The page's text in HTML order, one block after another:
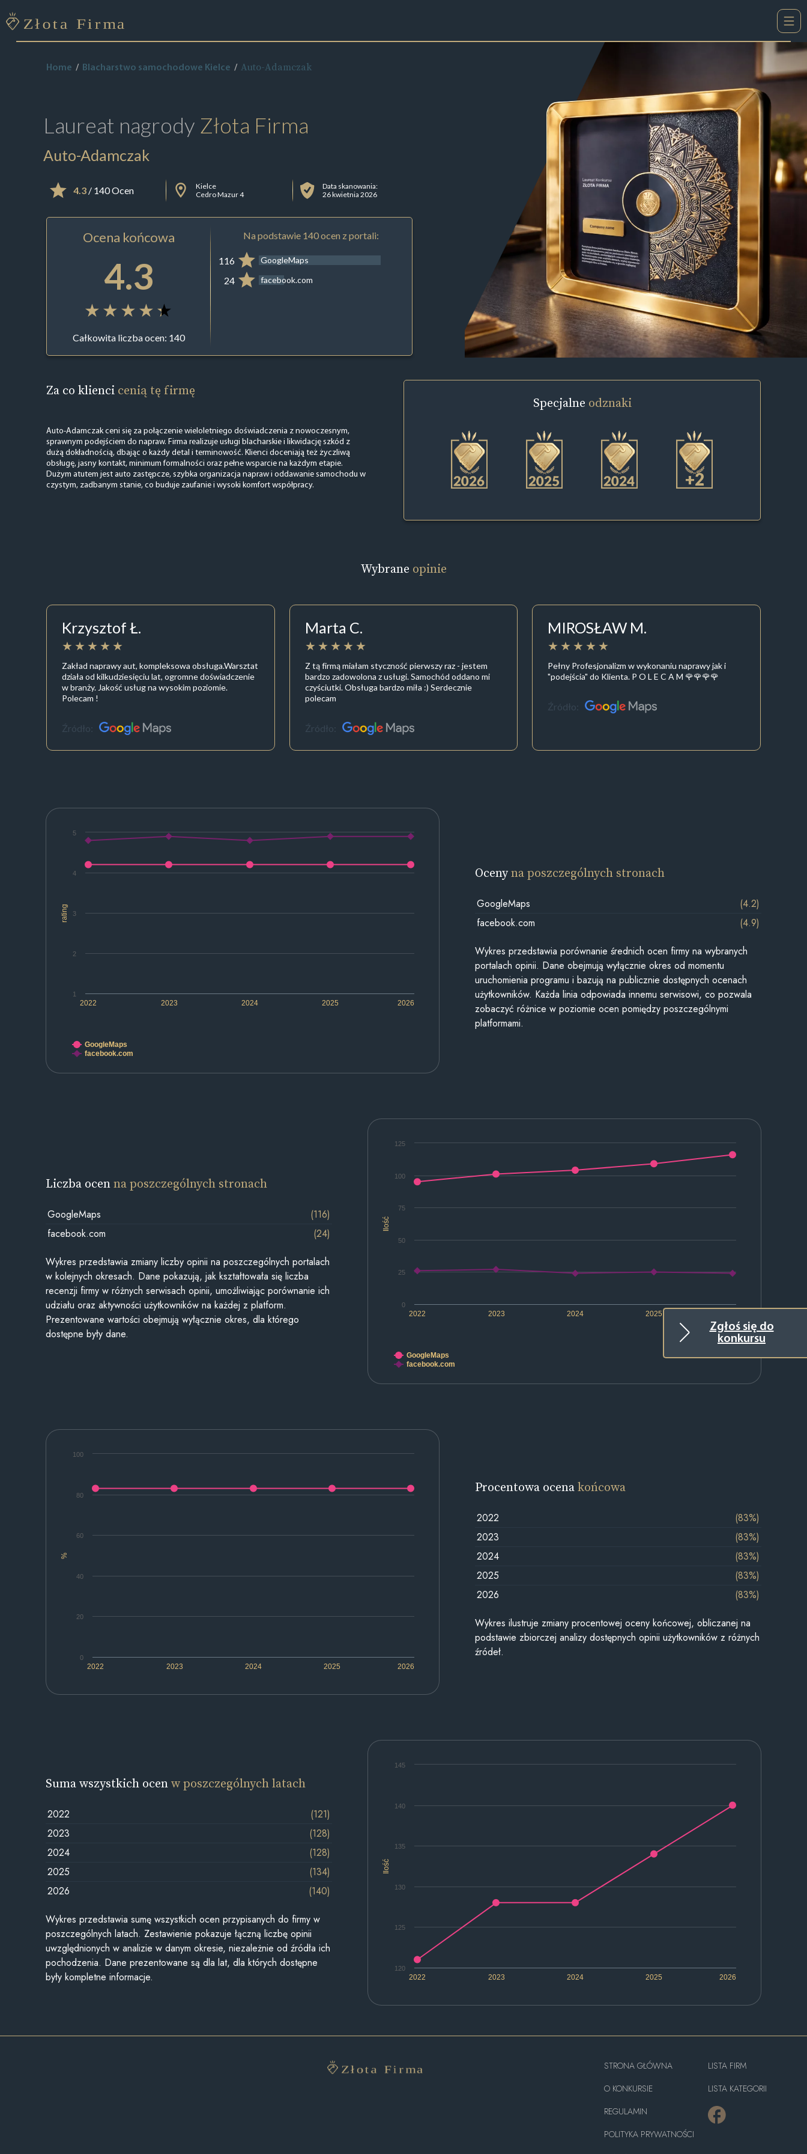
Zgłoś się do
konkursu
Home Blacharstwo samochodowe Kielce Auto-Adamczak
Laureat nagrody Złota Firma
Auto-Adamczak
4.3/ 140 Ocen
Kielce
Cedro Mazur 4
Data skanowania:
26 kwietnia 2026
Ocena końcowa
4.3
Całkowita liczba ocen: 140
Na podstawie 140 ocen z portali:
116 GoogleMaps
24 facebook.com
Za co klienci cenią tę firmę
Auto-Adamczak ceni się za połączenie wieloletniego doświadczenia z nowoczesnym,
sprawnym podejściem do napraw. Firma realizuje usługi blacharskie i likwidację szkód z
dużą dokładnością, dbając o każdy detal i terminowość. Klienci doceniają też życzliwą
obsługę, jasny kontakt, minimum formalności oraz pełne wsparcie na każdym etapie.
Dużym atutem jest auto zastępcze, szybka organizacja napraw i oddawanie samochodu w
czystym, zadbanym stanie, co buduje zaufanie i wysoki komfort współpracy.
Specjalne odznaki
+2
Wybrane opinie
Krzysztof Ł.
Zakład naprawy aut, kompleksowa obsługa.Warsztat
działa od kilkudziesięciu lat, ogromne doświadczenie
w branży. Jakość usług na wysokim poziomie.
Polecam !
Źródło:
Marta C.
Z tą firmą miałam styczność pierwszy raz - jestem
bardzo zadowolona z usługi. Samochód oddano mi
czyściutki. Obsługa bardzo miła :) Serdecznie
polecam
Źródło:
MIROSŁAW M.
Pełny Profesjonalizm w wykonaniu naprawy jak i
"podejścia" do Klienta. P O L E C A M 🌹🌹🌹🌹
Źródło:
rating
2022 2023 2024 2025 2026
1
2
3
4
5
GoogleMaps
facebook.com
Ocenyna poszczególnych stronach
GoogleMaps
(4.2)
facebook.com
(4.9)
Wykres przedstawia porównanie średnich ocen firmy na wybranych
portalach opinii. Dane obejmują wyłącznie okres od momentu
uruchomienia programu i bazują na publicznie dostępnych ocenach
użytkowników. Każda linia odpowiada innemu serwisowi, co pozwala
zobaczyć różnice w poziomie ocen pomiędzy poszczególnymi
platformami.
Ilość
2022 2023 2024 2025
0
100
25
50
75
125
GoogleMaps
facebook.com
Liczba ocenna poszczególnych stronach
GoogleMaps
(116)
facebook.com
(24)
Wykres przedstawia zmiany liczby opinii na poszczególnych portalach
w kolejnych okresach. Dane pokazują, jak kształtowała się liczba
recenzji firmy w różnych serwisach opinii, umożliwiając porównanie ich
udziału oraz aktywności użytkowników na każdej z platform.
Prezentowane wartości obejmują wyłącznie okres, dla którego
dostępne były dane.
%
2022 2023 2024 2025 2026
0
20
40
60
80
100
Procentowa ocenakońcowa
2022
(83%)
2023
(83%)
2024
(83%)
2025
(83%)
2026
(83%)
Wykres ilustruje zmiany procentowej oceny końcowej, obliczanej na
podstawie zbiorczej analizy dostępnych opinii użytkowników z różnych
źródeł.
Ilość
2022 2023 2024 2025 2026
120
125
130
135
140
145
Suma wszystkich ocenw poszczególnych latach
2022
(121)
2023
(128)
2024
(128)
2025
(134)
2026
(140)
Wykres przedstawia sumę wszystkich ocen przypisanych do firmy w
poszczególnych latach. Zestawienie pokazuje łączną liczbę opinii
uwzględnionych w analizie w danym okresie, niezależnie od źródła ich
pochodzenia. Dane prezentowane są dla lat, dla których dostępne
były kompletne informacje.
STRONA GŁÓWNA
O KONKURSIE
REGULAMIN
POLITYKA PRYWATNOŚCI
LISTA FIRM
LISTA KATEGORII